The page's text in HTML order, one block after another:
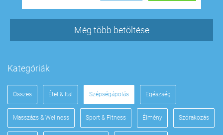
Még több betöltése
Kategóriák
Összes Étel & Ital Szépségápolás Egészség
Masszázs & Wellness Sport & Fitness Élmény Szórakozás